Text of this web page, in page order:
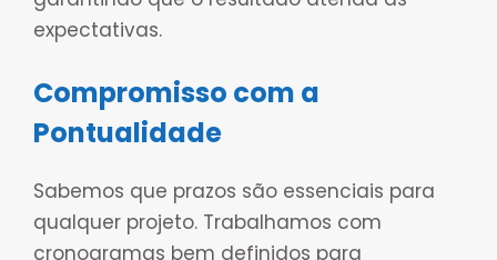
expectativas.
Compromisso com a
Pontualidade
Sabemos que prazos são essenciais para
qualquer projeto. Trabalhamos com
cronogramas bem definidos para